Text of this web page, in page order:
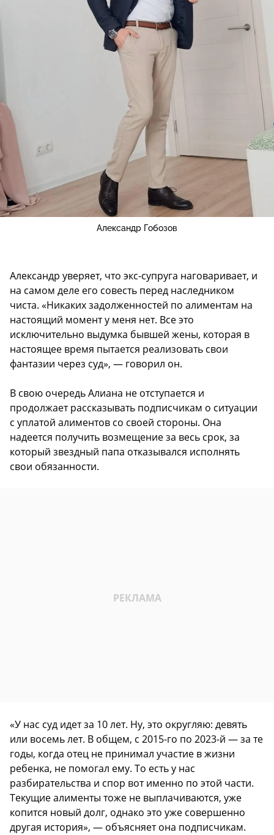
Александр Гобозов
Александр уверяет, что экс-супруга наговаривает, и
на самом деле его совесть перед наследником
чиста. «Никаких задолженностей по алиментам на
настоящий момент у меня нет. Все это
исключительно выдумка бывшей жены, которая в
настоящее время пытается реализовать свои
фантазии через суд», — говорил он.
В свою очередь Алиана не отступается и
продолжает рассказывать подписчикам о ситуации
с уплатой алиментов со своей стороны. Она
надеется получить возмещение за весь срок, за
который звездный папа отказывался исполнять
свои обязанности.
«У нас суд идет за 10 лет. Ну, это округляю: девять
или восемь лет. В общем, с 2015-го по 2023-й — за те
годы, когда отец не принимал участие в жизни
ребенка, не помогал ему. То есть у нас
разбирательства и спор вот именно по этой части.
Текущие алименты тоже не выплачиваются, уже
копится новый долг, однако это уже совершенно
другая история», — объясняет она подписчикам.